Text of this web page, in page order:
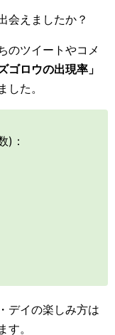
会えましたか？
のツイートやコメ
ゴロウの出現率」
た。
)：
デイの楽しみ方は
。